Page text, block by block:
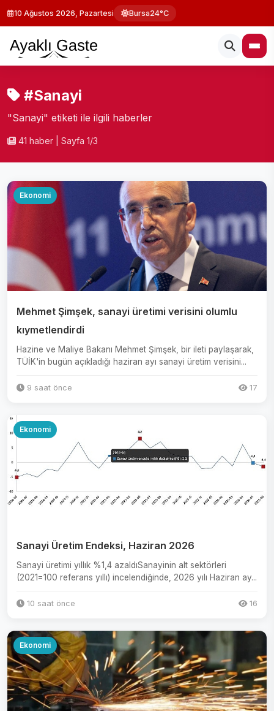
10 Ağustos 2026, Pazartesi Bursa24°C
#Sanayi
"Sanayi" etiketi ile ilgili haberler
41 haber Sayfa 1/3
Ekonomi
Mehmet Şimşek, sanayi üretimi verisini olumlu
kıymetlendirdi
Hazine ve Maliye Bakanı Mehmet Şimşek, bir ileti paylaşarak,
TÜİK'in bugün açıkladığı haziran ayı sanayi üretim verisini...
9 saat önce 17
Ekonomi
Sanayi Üretim Endeksi, Haziran 2026
Sanayi üretimi yıllık %1,4 azaldıSanayinin alt sektörleri
(2021=100 referans yıllı) incelendiğinde, 2026 yılı Haziran ay...
10 saat önce 16
Ekonomi